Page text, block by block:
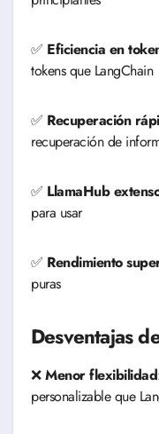
✅ Eficiencia en
tokens que LangChain
✅ Recuperación
recuperación de
✅ LlamaHub
para usar
✅ Rendimiento
puras
Desventajas
❌Menor flexibilidad
personalizable que